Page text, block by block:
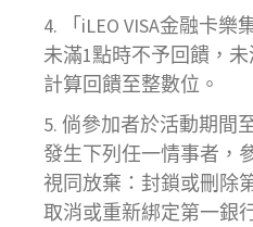
「iLEO VISA金融卡
未滿1點時不予回饋，
計算回饋至整數位。
倘參加者於活動期間
發生下列任一情事者，
視同放棄：封鎖或刪除
取消或重新綁定第一銀